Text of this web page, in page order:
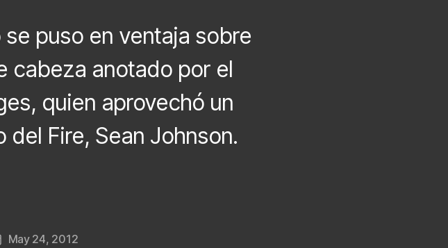
puso en ventaja sobre
cabeza anotado por el
quien aprovechó un
Fire, Sean Johnson.
May 24, 2012